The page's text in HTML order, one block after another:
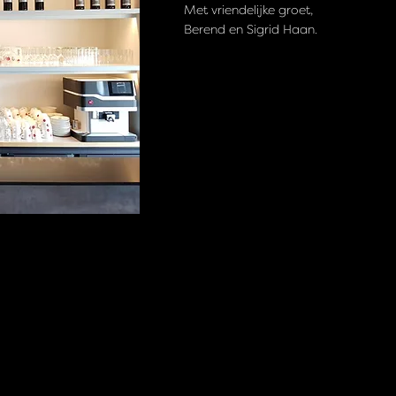
Met vriendelijke groet,
Berend en Sigrid Haan.